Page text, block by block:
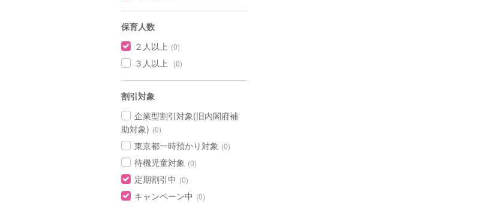
保育人数
２人以上 (0)
３人以上 (0)
割引対象
企業型割引対象(旧内閣府補
助対象) (0)
東京都一時預かり対象 (0)
待機児童対象 (0)
定期割引中 (0)
キャンペーン中 (0)